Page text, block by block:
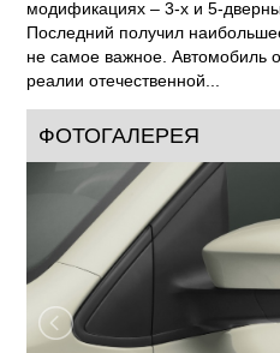
модификациях – 3-х и 5-
Последний получил
не самое важное. Автомобиль
реалии отечественной...
ФОТОГАЛЕРЕЯ